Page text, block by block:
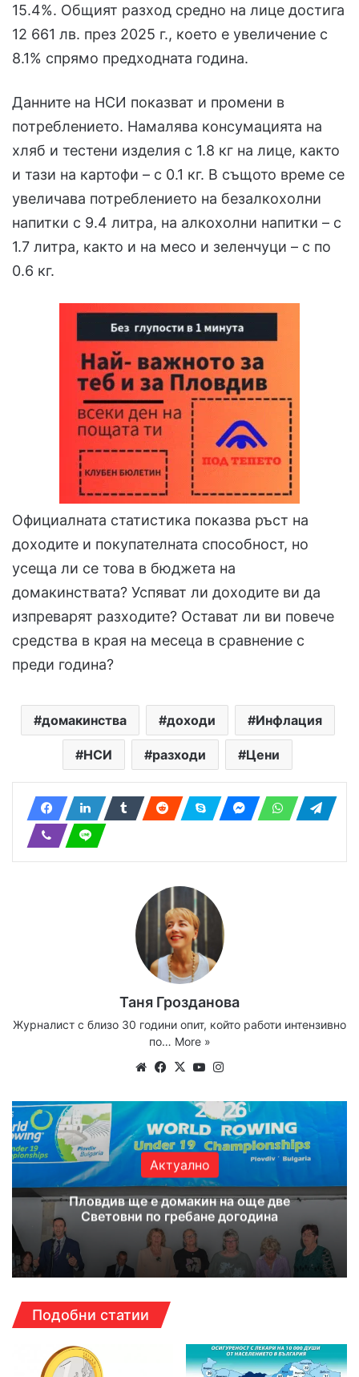
15.4%. Общият разход средно на лице достига
12 661 лв. през 2025 г., което е увеличение с
8.1% спрямо предходната година.
Данните на НСИ показват и промени в
потреблението. Намалява консумацията на
хляб и тестени изделия с 1.8 кг на лице, както
и тази на картофи – с 0.1 кг. В същото време се
увеличава потреблението на безалкохолни
напитки с 9.4 литра, на алкохолни напитки – с
1.7 литра, както и на месо и зеленчуци – с по
0.6 кг.
Официалната статистика показва ръст на
доходите и покупателната способност, но
усеща ли се това в бюджета на
домакинствата? Успяват ли доходите ви да
изпреварят разходите? Остават ли ви повече
средства в края на месеца в сравнение с
преди година?
домакинства доходи Инфлация
НСИ разходи Цени
Таня Грозданова
Журналист с близо 30 години опит, който работи интензивно
по… More »
WebsiteFacebook
X YouTube
Актуално
Пловдив ще е домакин на още две
Световни по гребане догодина
Подобни статии